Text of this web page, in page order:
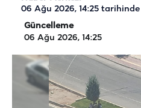
06 Ağu 2026, 14:25 tarihinde
Güncelleme
06 Ağu 2026, 14:25